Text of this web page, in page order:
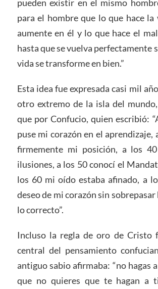
pueden existir en el mismo
para el hombre que lo que hace la
aumente en él y lo que hace el
hasta que se vuelva perfectamente
vida se transforme en bien.”
Esta idea fue expresada casi mil
otro extremo de la isla del
que por Confucio, quien escribió:
puse mi corazón en el aprendizaje,
firmemente mi posición, a los
ilusiones, a los 50 conocí el
los 60 mi oído estaba afinado, a
deseo de mi corazón sin
lo correcto”.
Incluso la regla de oro de Cristo
central del pensamiento
antiguo sabio afirmaba: “no hagas
que no quieres que te hagan a